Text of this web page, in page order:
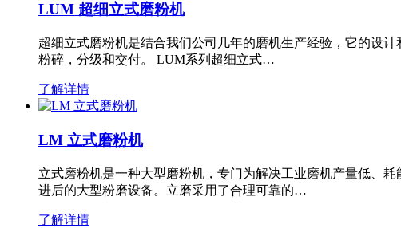
LUM 超细立式磨粉机
超细立式磨粉机是结合我们公司几年的磨机生产经验，它的设
粉碎，分级和交付。 LUM系列超细立式…
了解详情
LM 立式磨粉机
立式磨粉机是一种大型磨粉机，专门为解决工业磨机产量低、
进后的大型粉磨设备。立磨采用了合理可靠的…
了解详情